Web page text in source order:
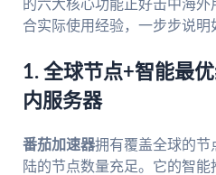
的六大核心功能正好击中海
合实际使用经验，一步步说明
1. 全球节点+智能最
内服务器
番茄加速器拥有覆盖全球的节
陆的节点数量充足。它的智